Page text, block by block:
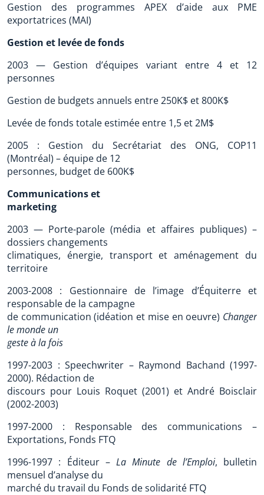
Gestion des programmes APEX d’aide aux PME
exportatrices (MAI)
Gestion et levée de fonds
2003 — Gestion d’équipes variant entre 4 et 12
personnes
Gestion de budgets annuels entre 250K$ et 800K$
Levée de fonds totale estimée entre 1,5 et 2M$
2005 : Gestion du Secrétariat des ONG, COP11
(Montréal) – équipe de 12
personnes, budget de 600K$
Communications et
marketing
2003 — Porte-parole (média et affaires publiques) –
dossiers changements
climatiques, énergie, transport et aménagement du
territoire
2003-2008 : Gestionnaire de l’image d’Équiterre et
responsable de la campagne
de communication (idéation et mise en oeuvre) Changer
le monde un
geste à la fois
1997-2003 : Speechwriter – Raymond Bachand (1997-
2000). Rédaction de
discours pour Louis Roquet (2001) et André Boisclair
(2002-2003)
1997-2000 : Responsable des communications –
Exportations, Fonds FTQ
1996-1997 : Éditeur – La Minute de l’Emploi, bulletin
mensuel d’analyse du
marché du travail du Fonds de solidarité FTQ